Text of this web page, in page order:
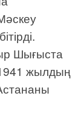
Шығыста
жылдың